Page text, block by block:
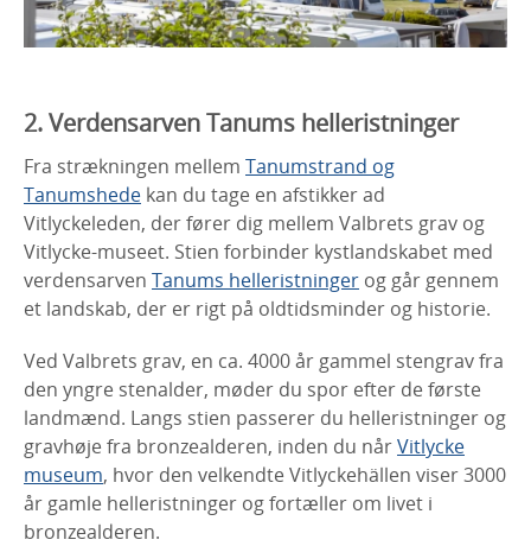
2. Verdensarven Tanums helleristninger
Fra strækningen mellem Tanumstrand og
Tanumshede kan du tage en afstikker ad
Vitlyckeleden, der fører dig mellem Valbrets grav og
Vitlycke-museet. Stien forbinder kystlandskabet med
verdensarven Tanums helleristninger og går gennem
et landskab, der er rigt på oldtidsminder og historie.
Ved Valbrets grav, en ca. 4000 år gammel stengrav fra
den yngre stenalder, møder du spor efter de første
landmænd. Langs stien passerer du helleristninger og
gravhøje fra bronzealderen, inden du nårVitlycke
museum, hvor den velkendte Vitlyckehällen viser 3000
år gamle helleristninger og fortæller om livet i
bronzealderen.